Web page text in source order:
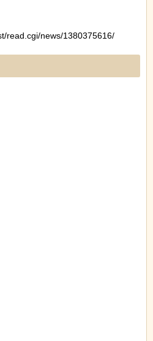
read.cgi/news/1380375616/